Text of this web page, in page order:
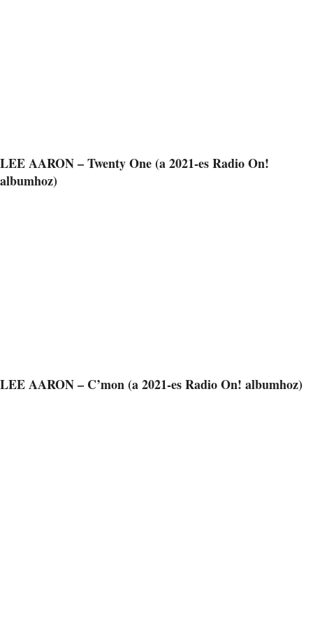
LEE AARON – Twenty One (a 2021-es Radio On!
albumhoz)
LEE AARON – C’mon (a 2021-es Radio On! albumhoz)